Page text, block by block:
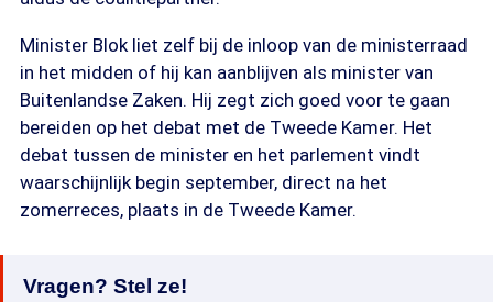
Minister Blok liet zelf bij de inloop van de ministerraad
in het midden of hij kan aanblijven als minister van
Buitenlandse Zaken. Hij zegt zich goed voor te gaan
bereiden op het debat met de Tweede Kamer. Het
debat tussen de minister en het parlement vindt
waarschijnlijk begin september, direct na het
zomerreces, plaats in de Tweede Kamer.
Vragen? Stel ze!